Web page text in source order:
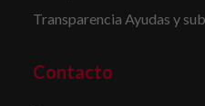
Transparencia Ayudas y
Contacto